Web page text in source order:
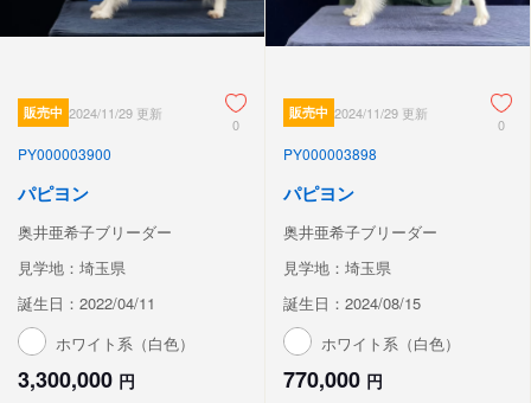
販売中 2024/11/29 更新
0
PY000003900
パピヨン
奥井亜希子ブリーダー
見学地：埼玉県
誕生日：2022/04/11
ホワイト系（白色）
3,300,000 円
販売中 2024/11/29 更新
0
PY000003898
パピヨン
奥井亜希子ブリーダー
見学地：埼玉県
誕生日：2024/08/15
ホワイト系（白色）
770,000 円